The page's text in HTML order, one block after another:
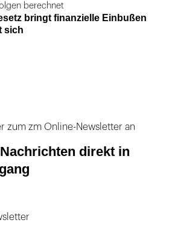
berechnet
bringt finanzielle Einbußen
sich
zum zm Online-Newsletter an
direkt in